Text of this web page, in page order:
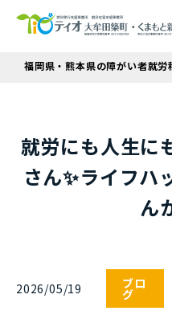
福岡県・熊本県の障がい者就
就労にも人生に
さん✨ライフハ
ん
2026/05/19 ブロ
グ